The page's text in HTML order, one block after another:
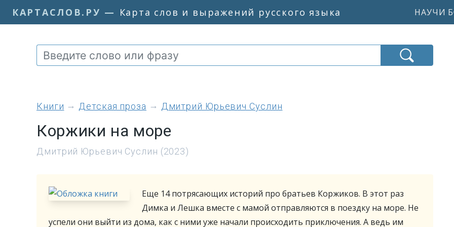
КАРТАСЛОВ.РУ — Карта слов и выражений русского языка НАУЧИ
книги Детская проза Дмитрий Юрьевич Суслин
Коржики на море
Дмитрий Юрьевич Суслин (2023)
Еще 14 потрясающих историй про братьев Коржиков. В этот раз
Димка и Лешка вместе с мамой отправляются в поездку на море. Не
успели они выйти из дома, как с ними уже начали происходить приключения. А ведь им